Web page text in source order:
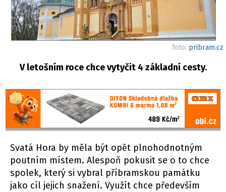
foto: pribram.cz
V letošním roce chce vytyčit 4 základní cesty.
Svatá Hora by měla být opět plnohodnotným
poutním místem. Alespoň pokusit se o to chce
spolek, který si vybral příbramskou památku
jako cíl jejich snažení. Využít chce především